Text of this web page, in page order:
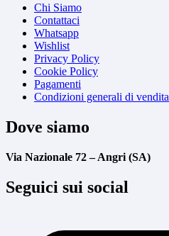
Chi Siamo
Contattaci
Whatsapp
Wishlist
Privacy Policy
Cookie Policy
Pagamenti
Condizioni generali di vendita
Dove siamo
Via Nazionale 72 – Angri (SA)
Seguici sui social